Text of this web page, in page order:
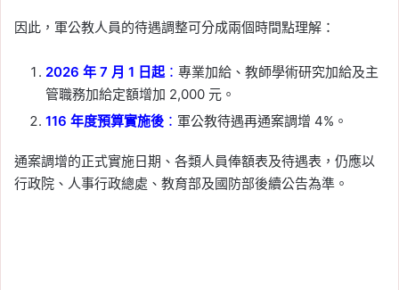
因此，軍公教人員的待遇調整可分成兩個時間點理解：
2026 年 7 月 1 日起 ： 專業加給、教師學術研究加給及主
管職務加給定額增加 2,000 元。
116 年度預算實施後 ： 軍公教待遇再通案調增 4%。
通案調增的正式實施日期、各類人員俸額表及待遇表，仍應以
行政院、人事行政總處、教育部及國防部後續公告為準。